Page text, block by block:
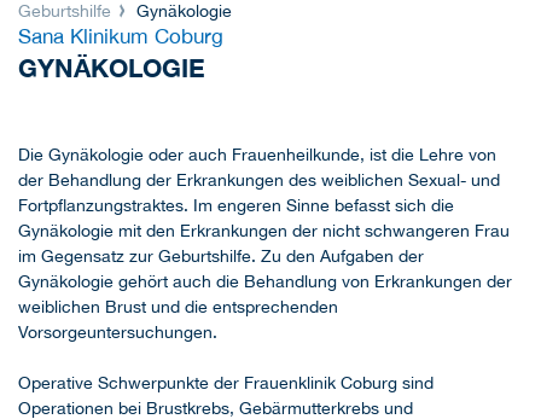
Geburtshilfe
Gynäkologie
Sana Klinikum Coburg
GYNÄKOLOGIE
Die Gynäkologie oder auch Frauenheilkunde, ist die Lehre von
der Behandlung der Erkrankungen des weiblichen Sexual- und
Fortpflanzungstraktes. Im engeren Sinne befasst sich die
Gynäkologie mit den Erkrankungen der nicht schwangeren Frau
im Gegensatz zur Geburtshilfe. Zu den Aufgaben der
Gynäkologie gehört auch die Behandlung von Erkrankungen der
weiblichen Brust und die entsprechenden
Vorsorgeuntersuchungen.
Operative Schwerpunkte der Frauenklinik Coburg sind
Operationen bei Brustkrebs, Gebärmutterkrebs und